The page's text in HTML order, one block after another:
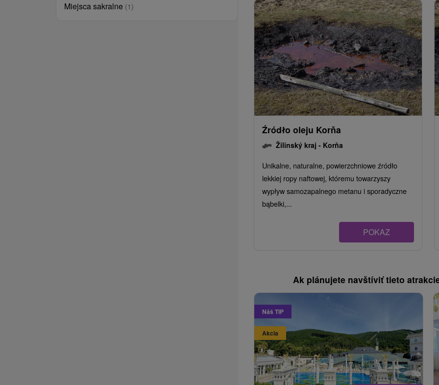
Miejsca sakralne (1)
Źródło oleju Korňa
Žilinský kraj - Korňa
Unikalne, naturalne, powierzchniowe źródło
lekkiej ropy naftowej, któremu towarzyszy
wypływ samozapalnego metanu i sporadyczne
bąbelki,...
POKAZ
Ak plánujete navštíviť tieto
Náš TIP
Akcia